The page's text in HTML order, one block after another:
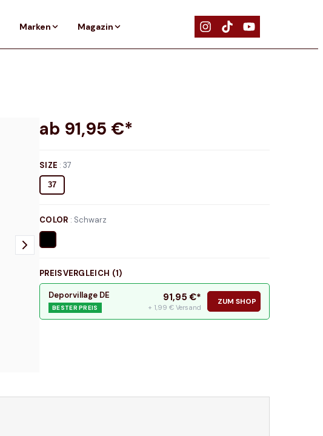
Marken Magazin
ab 91,95 €*
SIZE :37
37
COLOR : Schwarz
PREISVERGLEICH (1)
Deporvillage DE
BESTER PREIS
91,95 €*
+ 1,99 € Versand
ZUM SHOP